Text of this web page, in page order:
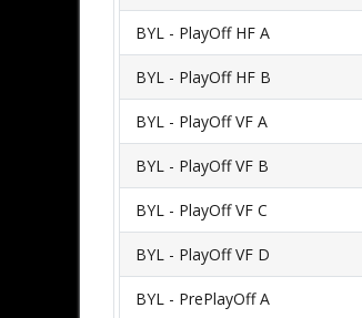
BYL - PlayOff HF A
BYL - PlayOff HF B
BYL - PlayOff VF A
BYL - PlayOff VF B
BYL - PlayOff VF C
BYL - PlayOff VF D
BYL - PrePlayOff A